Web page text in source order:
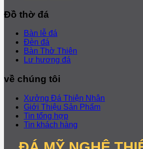
Đồ thờ đá
Bàn lễ đá
Đèn đá
Bàn Thờ Thiên
Lư hương đá
về chúng tôi
Xưởng Đá Thiện Nhân
Giới Thiệu Sản Phẩm
Tin tổng hợp
Tin khách hàng